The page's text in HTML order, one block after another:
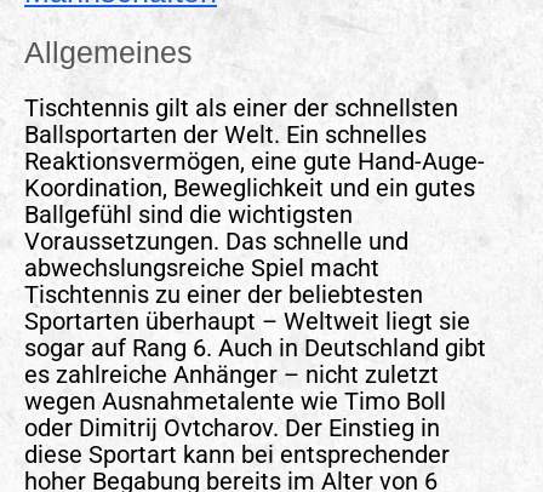
Allgemeines
Tischtennis gilt als einer der schnellsten
Ballsportarten der Welt. Ein schnelles
Reaktionsvermögen, eine gute Hand-Auge-
Koordination, Beweglichkeit und ein gutes
Ballgefühl sind die wichtigsten
Voraussetzungen. Das schnelle und
abwechslungsreiche Spiel macht
Tischtennis zu einer der beliebtesten
Sportarten überhaupt – Weltweit liegt sie
sogar auf Rang 6. Auch in Deutschland gibt
es zahlreiche Anhänger – nicht zuletzt
wegen Ausnahmetalente wie Timo Boll
oder Dimitrij Ovtcharov. Der Einstieg in
diese Sportart kann bei entsprechender
hoher Begabung bereits im Alter von 6